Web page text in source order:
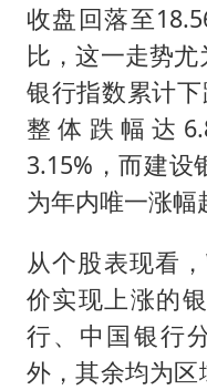
收盘回落至
比，这一走势
银行指数累计
整体跌幅达
3.15%，而建设
为年内唯一涨幅
从个股表现看
价实现上涨的
行、中国银行
外，其余均为